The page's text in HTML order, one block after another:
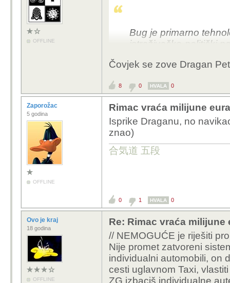
nijedan istaknuti
izvedivosti obećanog.
Poanta svega je,
usmjerila u Matanova
nisu ostvariva.
manjim iznosima
zaleđe. A možda je i
lova "vraća", ali
u cijelosti ili s
E sad, da je tih 180
infrastrukture, dalo bi
poboljšanja problema..
Otom potom,
napravio, što se ti nisi
odmah, nije mi tata
član plave
OFFLINE
Bug je primarno
istraživačko-politički
Rosandića) jest pratio
Razumijem tvoj stav i
tech scenu ima pravo
Međutim, mislim da
časopisa kao što je
Evo zašto smatram
prestroga:
obveza spada u
novinarstva (čime se
ili Telegrama), a ne u
Kritika je postojala (ali
uvodnike, kolumne
se raspravljalo o
od početka bio
Čovjek se zove Dragan
8 0 HVALA 0
Zaporožac
5 godina
OFFLINE
Rimac vraća milijune
Isprike Draganu, no
znao)
合気道 五段
0 1 HVALA 0
Ovo je kraj
18 godina
OFFLINE
Re: Rimac vraća milijune
// NEMOGUĆE je riješiti
Nije promet zatvoreni
individualni automobili, on
cesti uglavnom Taxi,
ZG izbaciš individualne